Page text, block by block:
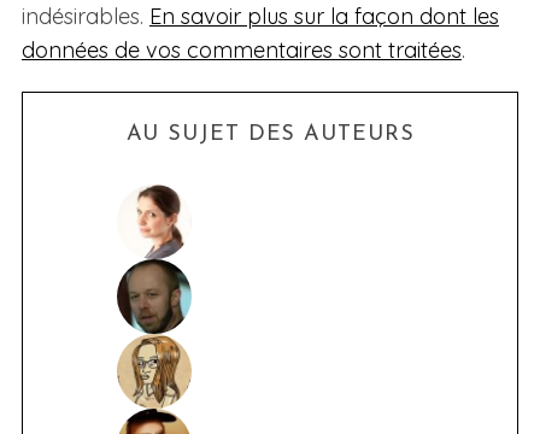
indésirables. En savoir plus sur la façon dont les
données de vos commentaires sont traitées.
AU SUJET DES AUTEURS